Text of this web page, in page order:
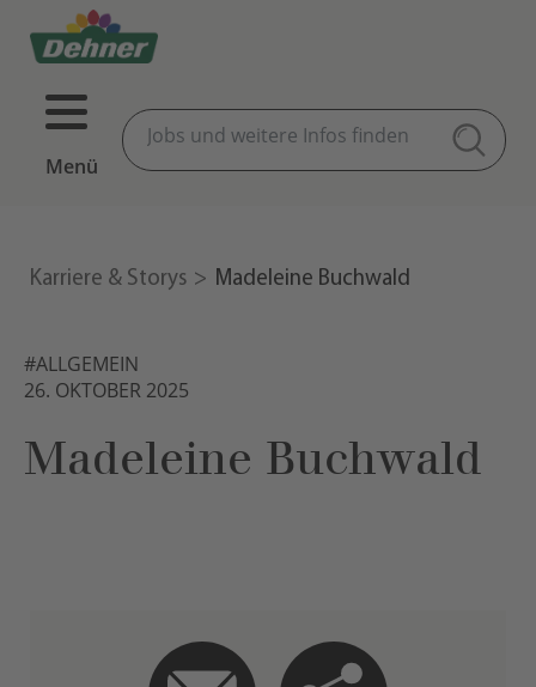
Menü
Karriere & Storys Madeleine Buchwald
#ALLGEMEIN
26. OKTOBER 2025
Madeleine Buchwald